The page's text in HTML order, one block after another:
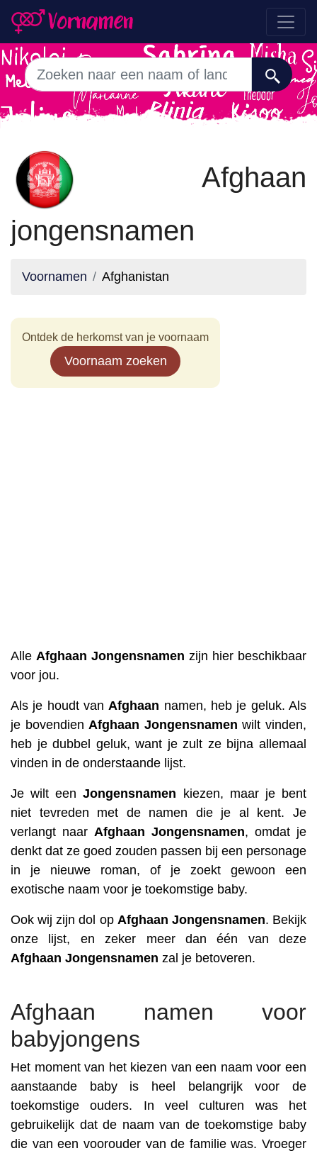
Afghaan
jongensnamen
Voornamen Afghanistan
Ontdek de herkomst van je voornaam
Voornaam zoeken
Alle Afghaan Jongensnamen zijn hier beschikbaar
voor jou.
Als je houdt vanAfghaan namen, heb je geluk. Als
je bovendienAfghaan Jongensnamen wilt vinden,
heb je dubbel geluk, want je zult ze bijna allemaal
vinden in de onderstaande lijst.
Je wilt eenJongensnamen kiezen, maar je bent
niet tevreden met de namen die je al kent. Je
verlangt naar Afghaan Jongensnamen, omdat je
denkt dat ze goed zouden passen bij een personage
in je nieuwe roman, of je zoekt gewoon een
exotische naam voor je toekomstige baby.
Ook wij zijn dol op Afghaan Jongensnamen. Bekijk
onze lijst, en zeker meer dan één van deze
Afghaan Jongensnamen zal je betoveren.
Afghaan namen voor
babyjongens
Het moment van het kiezen van een naam voor een
aanstaande baby is heel belangrijk voor de
toekomstige ouders. In veel culturen was het
gebruikelijk dat de naam van de toekomstige baby
die van een voorouder van de familie was. Vroeger